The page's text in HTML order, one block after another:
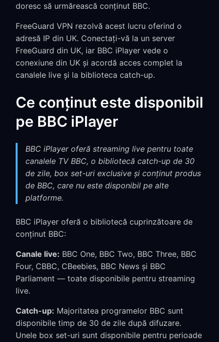
doresc să urmărească conținut BBC.
FreeGuard VPN rezolvă acest lucru oferind o
adresă IP din UK. Conectați-vă la un server
FreeGuard din UK, iar BBC iPlayer vede o
conexiune din UK și acordă acces complet la
canalele live și la biblioteca catch-up.
Ce conținut este disponibil
pe BBC iPlayer
BBC iPlayer oferă streaming live pentru toate
canalele TV BBC, o bibliotecă catch-up de 30
de zile, box set-uri exclusive și conținut produs
de BBC, care nu este disponibil pe alte
platforme.
BBC iPlayer oferă o bibliotecă cuprinzătoare de
conținut BBC:
Canale live: BBC One, BBC Two, BBC Three, BBC
Four, CBBC, CBeebies, BBC News și BBC
Parliament — toate disponibile pentru streaming
live.
Catch-up: Majoritatea programelor BBC sunt
disponibile timp de 30 de zile după difuzare.
Unele box set-uri sunt disponibile pentru perioade